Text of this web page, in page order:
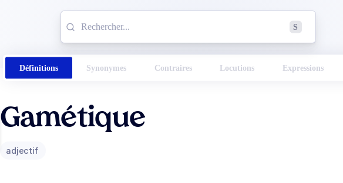
S
Définitions Synonymes Contraires Locutions Expressions
Gamétique
adjectif